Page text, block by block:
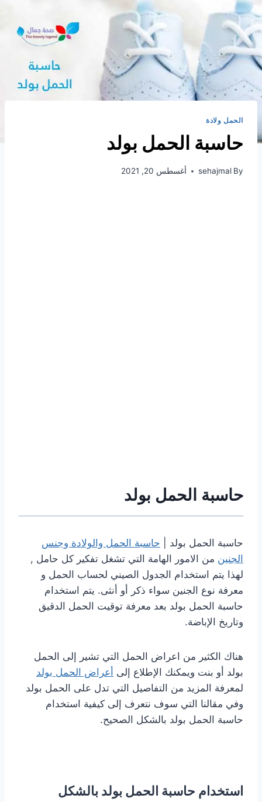
الحمل ولادة
حاسبة الحمل بولد
By
sehajmal أغسطس 20, 2021
حاسبة الحمل بولد
حاسبة الحمل بولد | حاسبة الحمل والولادة وجنس
الجنين من الامور الهامة التي تشغل تفكير كل حامل ,
لهذا يتم استخدام الجدول الصيني لحساب الحمل و
معرفة نوع الجنين سواء ذكر أو أنثى. يتم استخدام
حاسبة الحمل بولد بعد معرفة توقيت الحمل الدقيق
وتاريخ الإباضة.
هناك الكثير من اعراض الحمل التي تشير إلى الحمل
بولد أو بنت ويمكنك الإطلاع إلى أعراض الحمل بولد
لمعرفة المزيد من التفاصيل التي تدل على الحمل بولد
وفي مقالنا التي سوف نتعرف إلى كيفية استخدام
حاسبة الحمل بولد بالشكل الصحيح.
استخدام حاسبة الحمل بولد بالشكل